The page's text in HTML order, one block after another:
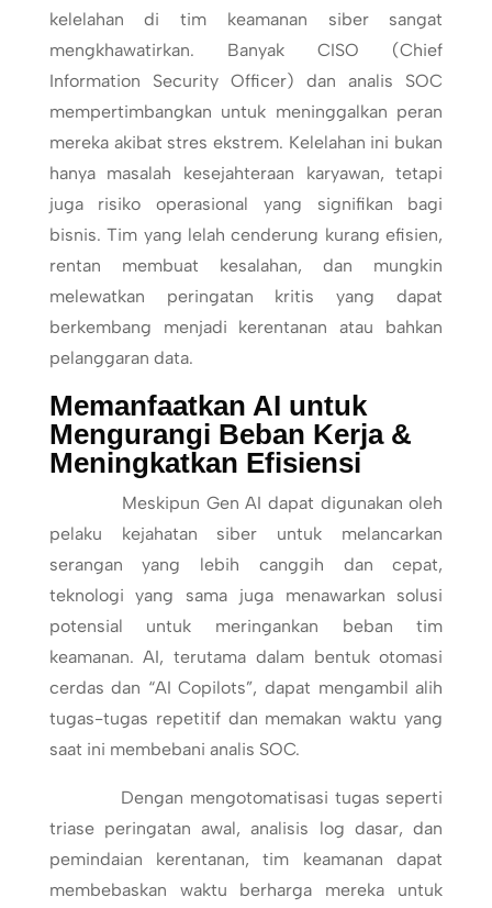
kelelahan di tim keamanan siber sangat
mengkhawatirkan. Banyak CISO (Chief
Information Security Officer) dan analis SOC
mempertimbangkan untuk meninggalkan peran
mereka akibat stres ekstrem. Kelelahan ini bukan
hanya masalah kesejahteraan karyawan, tetapi
juga risiko operasional yang signifikan bagi
bisnis. Tim yang lelah cenderung kurang efisien,
rentan membuat kesalahan, dan mungkin
melewatkan peringatan kritis yang dapat
berkembang menjadi kerentanan atau bahkan
pelanggaran data.
Memanfaatkan AI untuk
Mengurangi Beban Kerja &
Meningkatkan Efisiensi
Meskipun Gen AI dapat digunakan oleh
pelaku kejahatan siber untuk melancarkan
serangan yang lebih canggih dan cepat,
teknologi yang sama juga menawarkan solusi
potensial untuk meringankan beban tim
keamanan. AI, terutama dalam bentuk otomasi
cerdas dan “AI Copilots”, dapat mengambil alih
tugas-tugas repetitif dan memakan waktu yang
saat ini membebani analis SOC.
Dengan mengotomatisasi tugas seperti
triase peringatan awal, analisis log dasar, dan
pemindaian kerentanan, tim keamanan dapat
membebaskan waktu berharga mereka untuk